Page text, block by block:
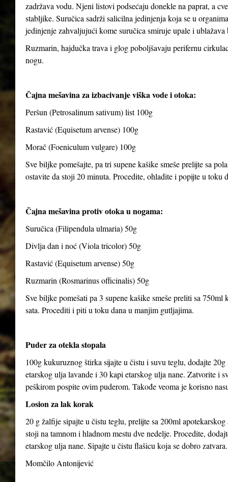
zadržava vodu. Njeni listovi podsećaju donekle na paprat, a
stabljike. Suručica sadrži salicilna jedinjenja koja se u
jedinjenje zahvaljujući kome suručica smiruje upale i
Ruzmarin, hajdučka trava i glog poboljšavaju perifernu
nogu.
Čajna mešavina za izbacivanje viška vode i otoka:
Peršun (Petrosalinum sativum) list 100g
Rastavić (Equisetum arvense) 100g
Morač (Foeniculum vulgare) 100g
Sve biljke pomešajte, pa tri supene kašike smeše prelijte sa
ostavite da stoji 20 minuta. Procedite, ohladite i popijte u toku
Čajna mešavina protiv otoka u nogama:
Suručica (Filipendula ulmaria) 50g
Divlja dan i noć (Viola tricolor) 50g
Rastavić (Equisetum arvense) 50g
Ruzmarin (Rosmarinus officinalis) 50g
Sve biljke pomešati pa 3 supene kašike smeše preliti sa
sata. Procediti i piti u toku dana u manjim gutljajima.
Puder za otekla stopala
100g kukuruznog štirka sijajte u čistu i suvu teglu, dodajte
etarskog ulja lavande i 30 kapi etarskog ulja nane. Zatvorite i
peškirom pospite ovim puderom. Takođe veoma je korisno
Losion za lak korak
20 g žalfije sipajte u čistu teglu, prelijte sa 200ml
stoji na tamnom i hladnom mestu dve nedelje. Procedite,
etarskog ulja nane. Sipajte u čistu flašicu koja se dobro
Momčilo Antonijević